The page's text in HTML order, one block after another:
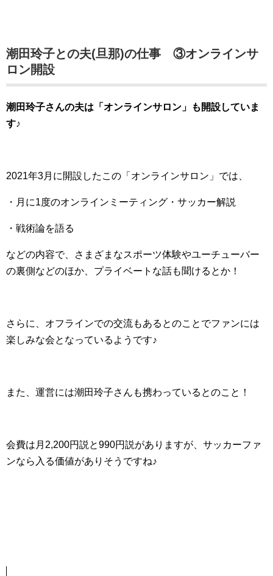
潮田玲子との夫(旦那)の仕事 ③オンラインサ
ロン開設
潮田玲子さんの夫は「オンラインサロン」も開設していま
す♪
2021年3月に開設したこの「オンラインサロン」では、
・月に1度のオンラインミーティング・サッカー解説
・戦術論を語る
などの内容で、さまざまなスポーツ体験やユーチューバー
の裏側などのほか、プライベートな話も聞けるとか！
さらに、オフラインでの交流もあるとのことでファンには
楽しみな会となっているようです♪
また、運営には潮田玲子さんも携わっているとのこと！
会費は月2,200円説と990円説がありますが、サッカーファ
ンなら入る価値がありそうですね♪